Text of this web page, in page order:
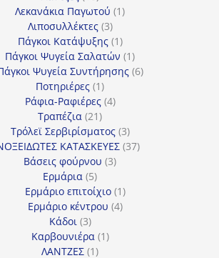
προϊόντα
Λεκανάκια Παγωτού 11
Λιποσυλλέκτες 33
προϊόντα
Πάγκοι Κατάψυξης 11
προϊόν
Πάγκοι Ψυγεία Σαλατών 11
προϊόν
Ψυγεία Συντήρησης 66
Ποτηριέρες 11
προϊόν
Ράφια-Ραφιέρες 44
Τραπέζια 2121
προϊόντα
Τρόλεϊ Σερβιρίσματος 33
προϊόντα
ΚΑΤΑΣΚΕΥΕΣ 3737
Βάσεις φούρνου 33
Ερμάρια 55
προϊόντα
Ερμάριο επιτοίχιο 11
προϊόν
Ερμάριο κέντρου 44
Κάδοι 33
προϊόντα
Καρβουνιέρα 11
ΛΑΝΤΖΕΣ 11